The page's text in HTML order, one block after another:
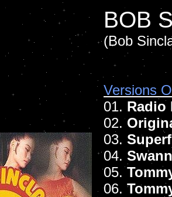
BOB
(Bob
Versions
01. Radio
02.
03.
04.
05.
06.